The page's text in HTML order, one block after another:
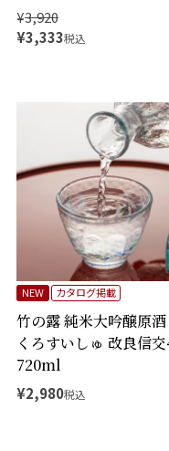
¥3,920
¥3,333税込
竹の露 純米大吟醸原
くろすいしゅ 改良信
720ml
NEW カタログ掲載
¥2,980税込